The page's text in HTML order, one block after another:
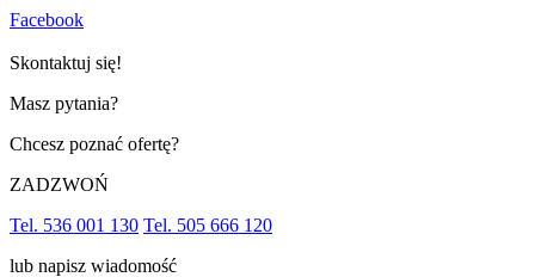
Facebook
Skontaktuj się!
Masz pytania?
Chcesz poznać ofertę?
ZADZWOŃ
Tel. 536 001 130 Tel. 505 666 120
lub napisz wiadomość